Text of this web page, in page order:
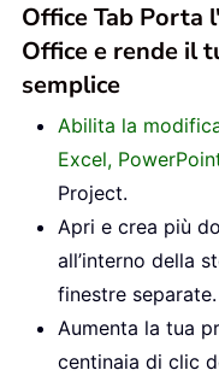
Office Tab Porta
Office e rende il
semplice
Abilita la
Excel,
Project.
Apri e crea più
all’interno della
finestre separate.
Aumenta la tua
centinaia di clic